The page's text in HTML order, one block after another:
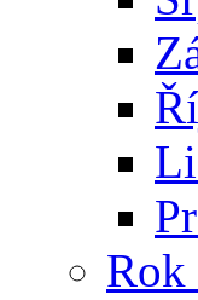
Rok